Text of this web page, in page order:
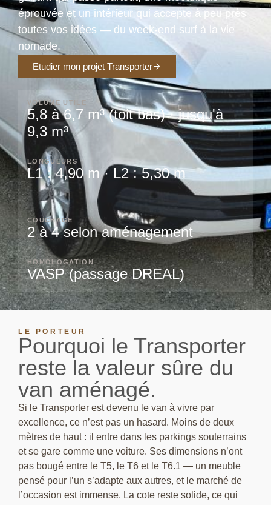
éprouvée et un intérieur qui accepte à peu près
toutes vos idées — du week-end surf à la vie
nomade.
Etudier mon projet Transporter
VOLUME UTILE
5,8 à 6,7 m³ (toit bas) · jusqu'à
9,3 m³
LONGUEURS
L1 : 4,90 m · L2 : 5,30 m
COUCHAGE
2 à 4 selon aménagement
HOMOLOGATION
VASP (passage DREAL)
LE PORTEUR
Pourquoi le Transporter
reste la valeur sûre du
van aménagé.
Si le Transporter est devenu le van à vivre par
excellence, ce n’est pas un hasard. Moins de deux
mètres de haut : il entre dans les parkings souterrains
et se gare comme une voiture. Ses dimensions n’ont
pas bougé entre le T5, le T6 et le T6.1 — un meuble
pensé pour l’un s’adapte aux autres, et le marché de
l’occasion est immense. La cote reste solide, ce qui